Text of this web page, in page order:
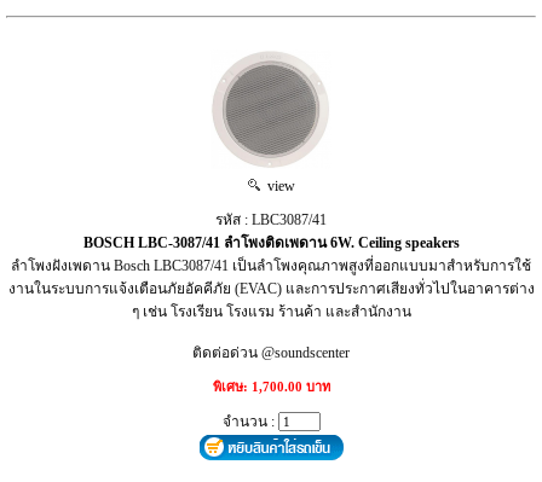
view
รหัส : LBC3087/41
BOSCH LBC-3087/41 ลำโพงติดเพดาน 6W. Ceiling speakers
ลำโพงฝังเพดาน Bosch LBC3087/41 เป็นลำโพงคุณภาพสูงที่ออกแบบมาสำหรับการใช้
งานในระบบการแจ้งเตือนภัยอัคคีภัย (EVAC) และการประกาศเสียงทั่วไปในอาคารต่าง
ๆ เช่น โรงเรียน โรงแรม ร้านค้า และสำนักงาน
ติดต่อด่วน @soundscenter
พิเศษ: 1,700.00 บาท
จำนวน :